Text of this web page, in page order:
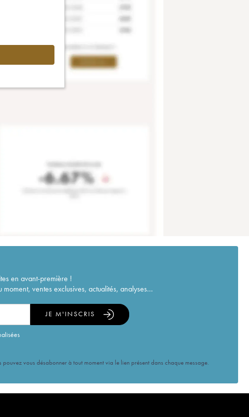
en avant-première !
ventes exclusives, actualités, analyses...
JE M'INSCRIS
vous désabonner à tout moment via le lien présent dans chaque message.